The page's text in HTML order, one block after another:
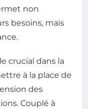
non
besoins, mais
crucial dans la
à la place de
des
Couplé à